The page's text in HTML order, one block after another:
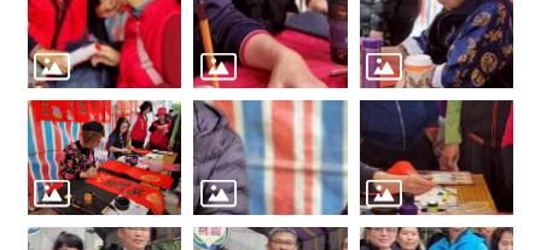
專
區
回
首
頁
網
站
導